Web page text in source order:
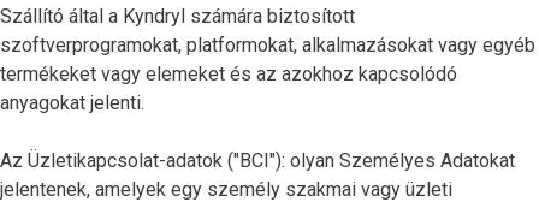
Szállító által a Kyndryl számára biztosított
szoftverprogramokat, platformokat, alkalmazásokat vagy egyéb
termékeket vagy elemeket és az azokhoz kapcsolódó
anyagokat jelenti.
Az Üzletikapcsolat-adatok ("BCI"): olyan Személyes Adatokat
jelentenek, amelyek egy személy szakmai vagy üzleti